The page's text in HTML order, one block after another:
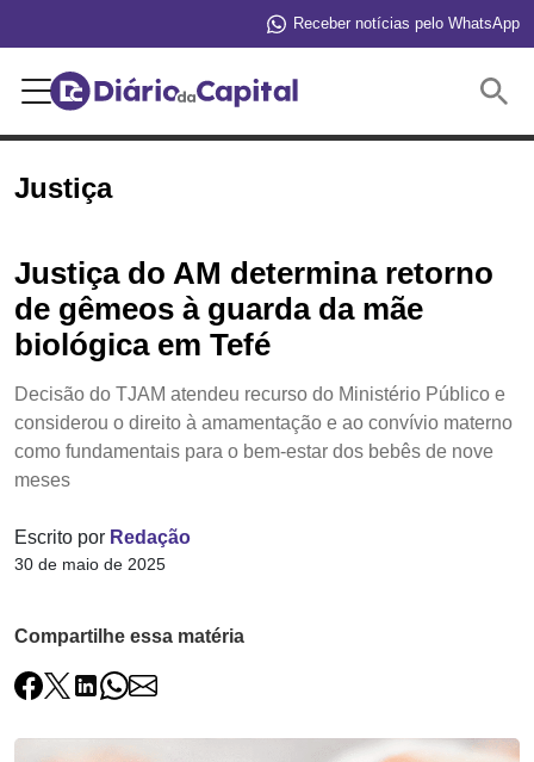
Receber notícias pelo WhatsApp
Justiça
Justiça do AM determina retorno
de gêmeos à guarda da mãe
biológica em Tefé
Decisão do TJAM atendeu recurso do Ministério Público e
considerou o direito à amamentação e ao convívio materno
como fundamentais para o bem-estar dos bebês de nove
meses
Escrito por Redação
30 de maio de 2025
Compartilhe essa matéria